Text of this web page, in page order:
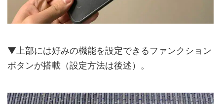
▼上部には好みの機能を設定できるファンクション
ボタンが搭載（設定方法は後述）。